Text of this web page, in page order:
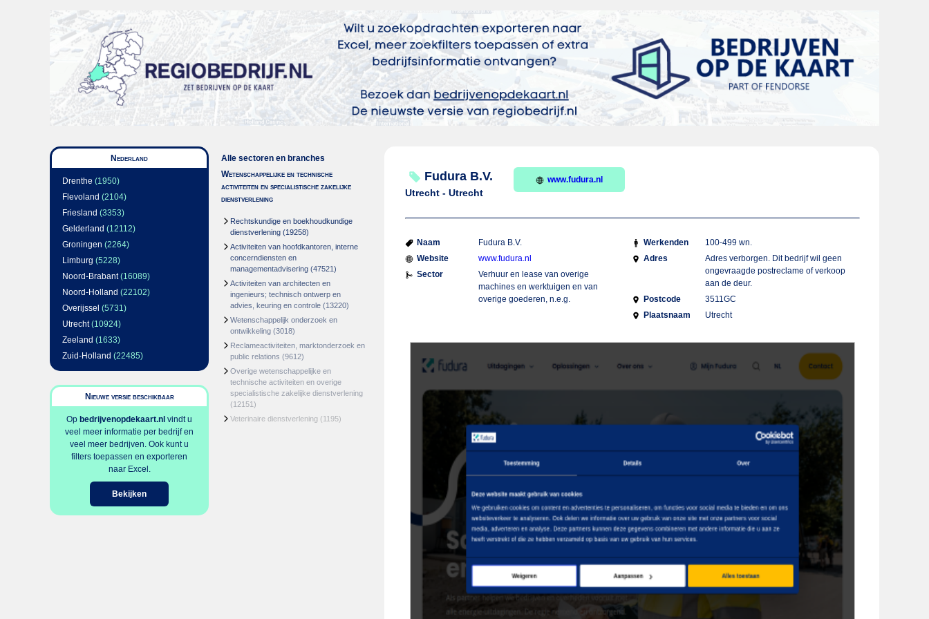
Nederland
Drenthe (1950)
Flevoland (2104)
Friesland (3353)
Gelderland (12112)
Groningen (2264)
Limburg (5228)
Noord-Brabant(16089)
Noord-Holland (22102)
Overijssel (5731)
Utrecht(10924)
Zeeland (1633)
Zuid-Holland (22485)
Nieuwe versie beschikbaar
Op bedrijvenopdekaart.nl vindt u
veel meer informatie per bedrijf en
veel meer bedrijven. Ook kunt u
filters toepassen en exporteren
naar Excel.
Bekijken
Alle sectoren en branches
Wetenschappelijke en technische
activiteiten en specialistische zakelijke
dienstverlening
Rechtskundige en boekhoudkundige
dienstverlening (19258)
Activiteiten van hoofdkantoren, interne
concerndiensten en
managementadvisering (47521)
Activiteiten van architecten en
ingenieurs; technisch ontwerp en
advies, keuring en controle (13220)
Wetenschappelijk onderzoek en
ontwikkeling (3018)
Reclameactiviteiten, marktonderzoek en
public relations (9612)
Overige wetenschappelijke en
technische activiteiten en overige
specialistische zakelijke dienstverlening
(12151)
Veterinaire dienstverlening (1195)
Fudura B.V.
Utrecht - Utrecht
www.fudura.nl
Naam
Fudura B.V.
Website
www.fudura.nl
Sector
Verhuur en lease van overige
machines en werktuigen en van
overige goederen, n.e.g.
Werkenden
100-499 wn.
Adres
Adres verborgen. Dit bedrijf wil geen
ongevraagde postreclame of verkoop
aan de deur.
Postcode
3511GC
Plaatsnaam
Utrecht